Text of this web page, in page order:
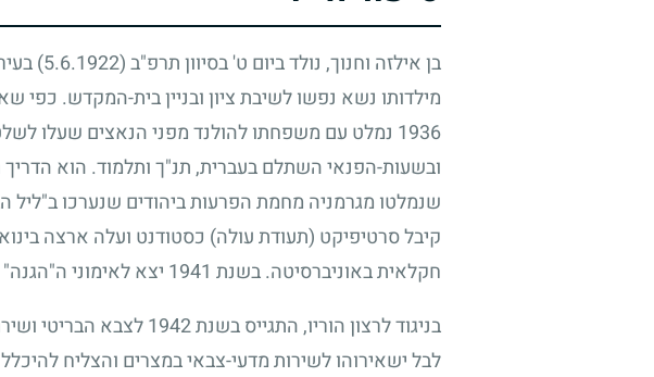
בן אילזה וחנוך, נולד ביום ט' בסיוון תרפ"ב(5.6.1922)
מילדותו נשא נפשו לשיבת ציון ובניין בית-המקדש.
1936 נמלט עם משפחתו להולנד מפני הנאצים שעלו
ובשעות-הפנאי השתלם בעברית, תנ"ך ותלמוד. הוא הדריך
שנמלטו מגרמניה מחמת הפרעות ביהודים שנערכו ב"ליל
קיבל סרטיפיקט (תעודת עולה) כסטודנט ועלה ארצה
חקלאית באוניברסיטה. בשנת 1941 יצא לאימוני
בניגוד לרצון הוריו, התגייס בשנת1942לצבא הבריטי
לבל ישאירוהו לשירות מדעי-צבאי במצרים והצליח